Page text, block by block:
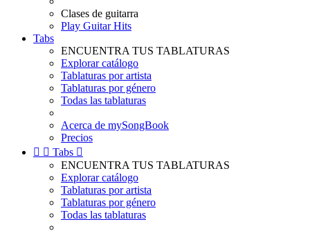
Clases de guitarra
Play Guitar Hits
Tabs
ENCUENTRA TUS TABLATURAS
Explorar catálogo
Tablaturas por artista
Tablaturas por género
Todas las tablaturas
Acerca de mySongBook
Precios
  Tabs 
ENCUENTRA TUS TABLATURAS
Explorar catálogo
Tablaturas por artista
Tablaturas por género
Todas las tablaturas